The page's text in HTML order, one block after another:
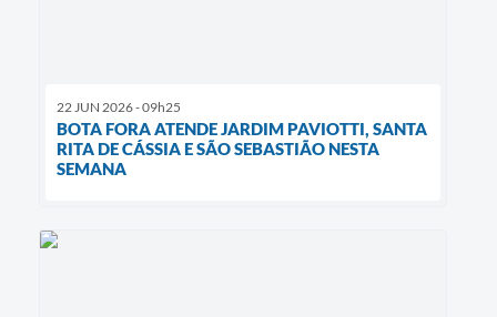
22 JUN 2026 - 09h25
BOTA FORA ATENDE JARDIM PAVIOTTI, SANTA
RITA DE CÁSSIA E SÃO SEBASTIÃO NESTA
SEMANA